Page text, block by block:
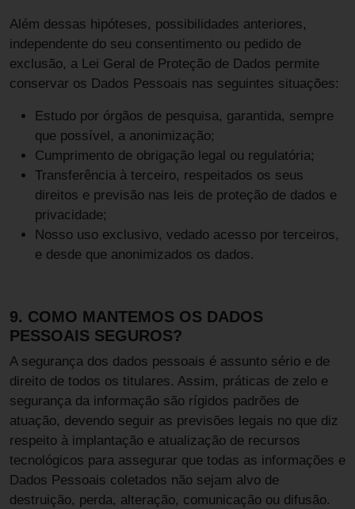
Além dessas hipóteses, possibilidades anteriores,
independente do seu consentimento ou pedido de
exclusão, a Lei Geral de Proteção de Dados permite
conservar os Dados Pessoais nas seguintes situações:
Estudo por órgãos de pesquisa, garantida, sempre
que possível, a anonimização;
Cumprimento de obrigação legal ou regulatória;
Transferência à terceiro, respeitados os seus
direitos e previsão nas leis de proteção de dados e
privacidade;
Nosso uso exclusivo, vedado acesso por terceiros,
e desde que anonimizados os dados.
9. COMO MANTEMOS OS DADOS
PESSOAIS SEGUROS?
A segurança dos dados pessoais é assunto sério e de
direito de todos os titulares. Assim, práticas de zelo e
segurança da informação são rígidos padrões de
atuação, devendo seguir as previsões legais no que diz
respeito à implantação e atualização de recursos
tecnológicos para assegurar que todas as informações e
Dados Pessoais coletados não sejam alvo de
destruição, perda, alteração, comunicação ou difusão.